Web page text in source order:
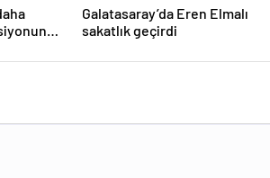
Galatasaray’da Eren Elmalı
sakatlık geçirdi